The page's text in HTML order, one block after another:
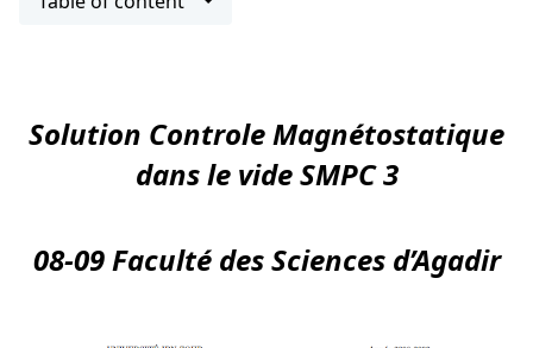
Solution Controle Magnétostatique
dans le vide SMPC 3
08-09 Faculté des Sciences d’Agadir